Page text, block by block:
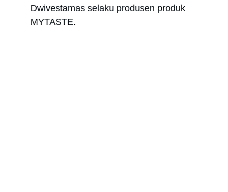
Dwivestamas selaku produsen produk
MYTASTE.